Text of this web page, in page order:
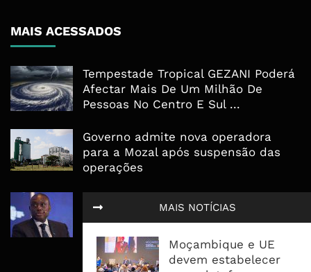
MAIS NOTÍCIAS
Moçambique e UE
devem estabelecer
MAIS ACESSADOS
Tempestade Tropical GEZANI Poderá
Afectar Mais De Um Milhão De
Pessoas No Centro E Sul ...
Governo admite nova operadora
para a Mozal após suspensão das
operações
CEO do Standard Bank pede ao
Governo que “saia do caminho” e